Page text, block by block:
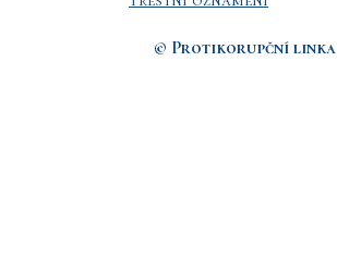
© Protikorupční linka